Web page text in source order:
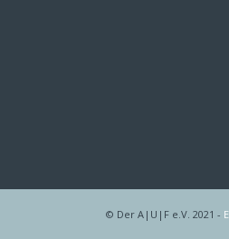
© Der A|U|F e.V. 2021 -